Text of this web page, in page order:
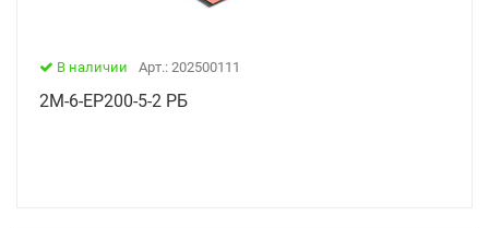
В наличии Арт.: 202500111
2М-6-ЕР200-5-2 РБ